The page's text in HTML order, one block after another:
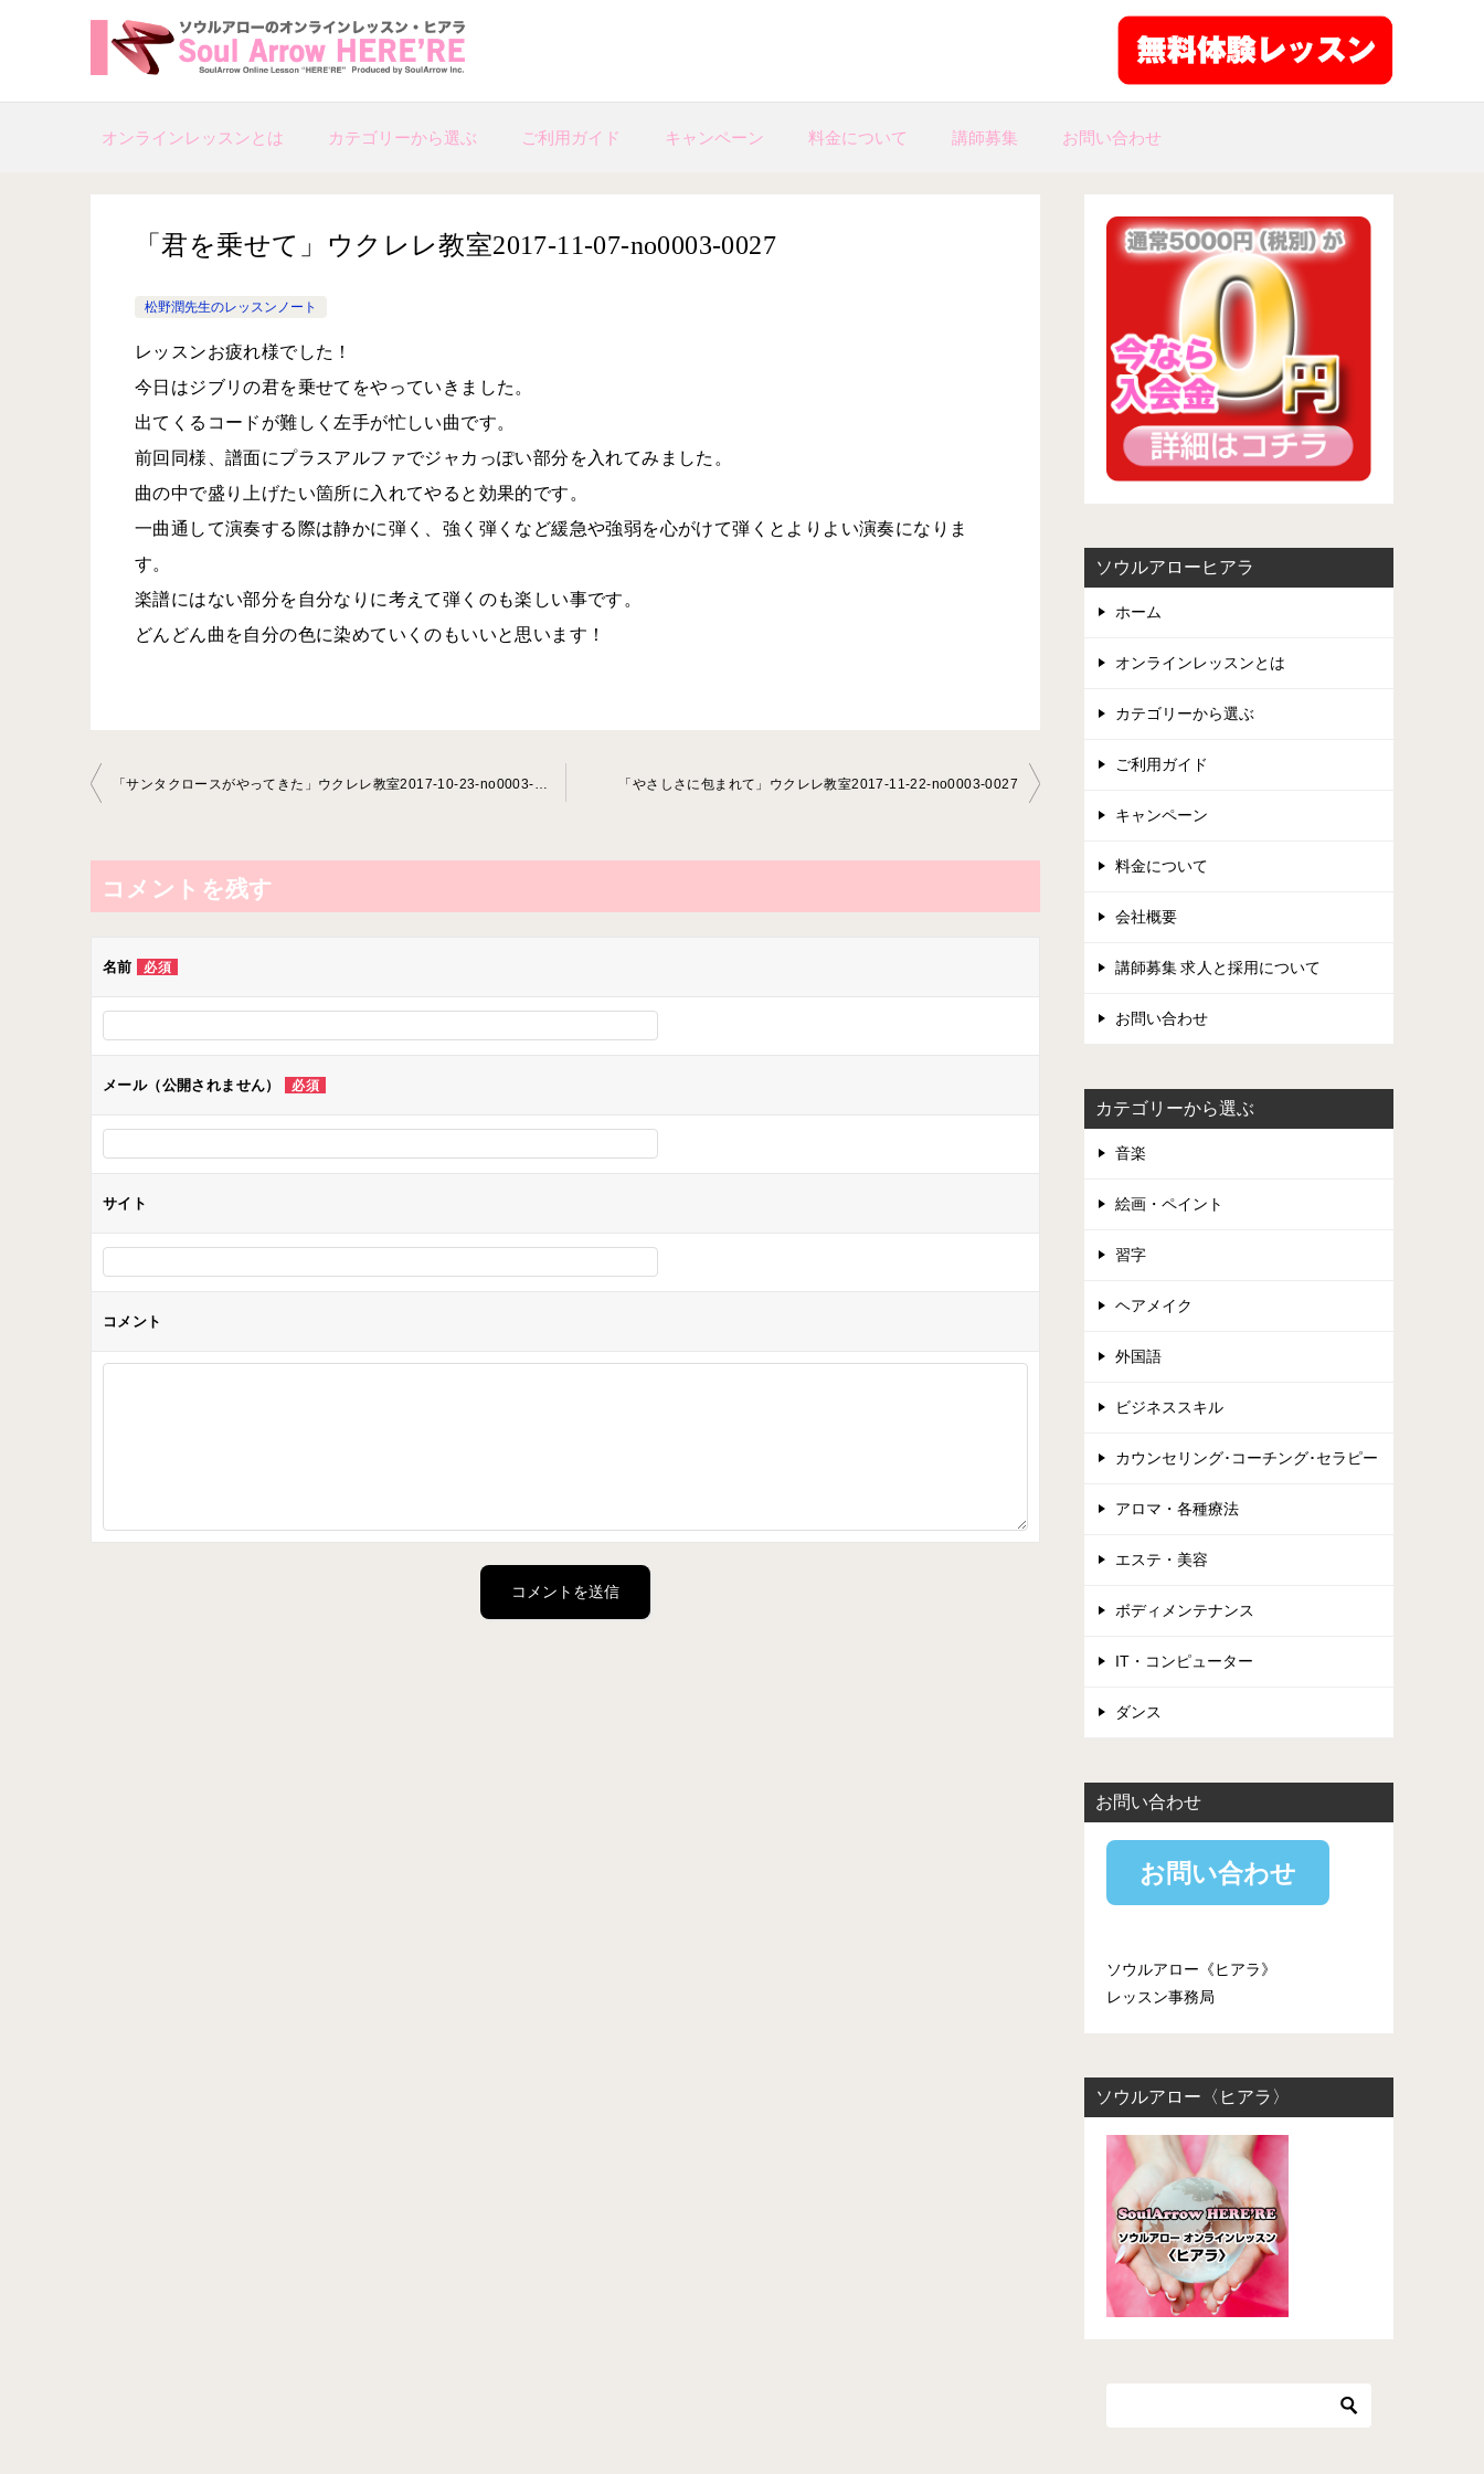
オンラインレッスンとは カテゴリーから選ぶ ご利用ガイド キャンペーン 料金について 講師募集 お問い合わせ
「君を乗せて」ウクレレ教室2017-11-07-no0003-0027
松野潤先生のレッスンノート
レッスンお疲れ様でした！
今日はジブリの君を乗せてをやっていきました。
出てくるコードが難しく左手が忙しい曲です。
前回同様、譜面にプラスアルファでジャカっぽい部分を入れてみました。
曲の中で盛り上げたい箇所に入れてやると効果的です。
一曲通して演奏する際は静かに弾く、強く弾くなど緩急や強弱を心がけて弾くとよりよい演奏になりま
す。
楽譜にはない部分を自分なりに考えて弾くのも楽しい事です。
どんどん曲を自分の色に染めていくのもいいと思います！
投
ビ
ゲ
ー
「やさしさに包まれて」ウクレレ教室2017-11-22-no0003-0027
コメントを残す
名前 必須
メール（公開されません） 必須
サイト
コメント
ソウルアローヒアラ
ホーム
オンラインレッスンとは
カテゴリーから選ぶ
ご利用ガイド
キャンペーン
料金について
会社概要
講師募集 求人と採用について
お問い合わせ
カテゴリーから選ぶ
音楽
絵画・ペイント
習字
ヘアメイク
外国語
ビジネススキル
カウンセリング･コーチング･セラピー
アロマ・各種療法
エステ・美容
ボディメンテナンス
IT・コンピューター
ダンス
お問い合わせ
お問い合わせ
ソウルアロー《ヒアラ》
レッスン事務局
ソウルアロー〈ヒアラ〉